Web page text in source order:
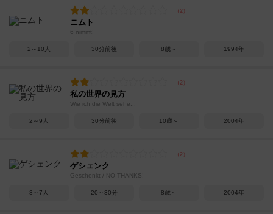
ニムト
6 nimmt!
2～10人 30分前後 8歳～ 1994年
私の世界の見方
Wie ich die Welt sehe...
2～9人 30分前後 10歳～ 2004年
ゲシェンク
Geschenkt / NO THANKS!
3～7人 20～30分 8歳～ 2004年